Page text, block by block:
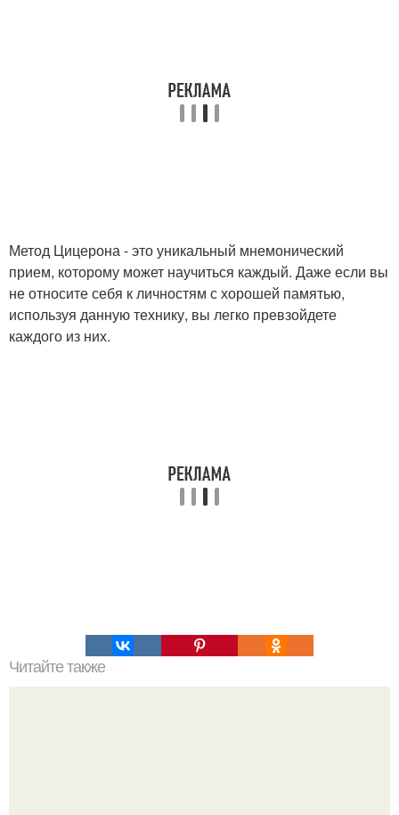
Метод Цицерона - это уникальный мнемонический
прием, которому может научиться каждый. Даже если вы
не относите себя к личностям с хорошей памятью,
используя данную технику, вы легко превзойдете
каждого из них.
Читайте также